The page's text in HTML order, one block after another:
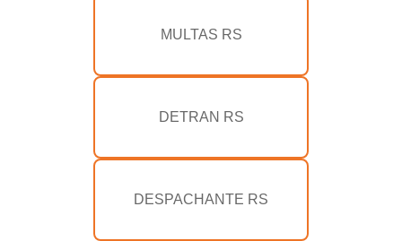
MULTAS RS
DETRAN RS
DESPACHANTE RS